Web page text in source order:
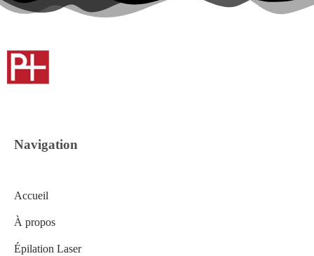
Navigation
Accueil
À propos
Épilation Laser